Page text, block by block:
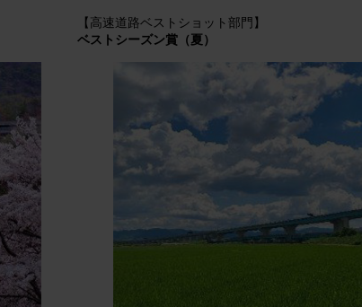
【高速道路ベストショット部門】
ベストシーズン賞（夏）